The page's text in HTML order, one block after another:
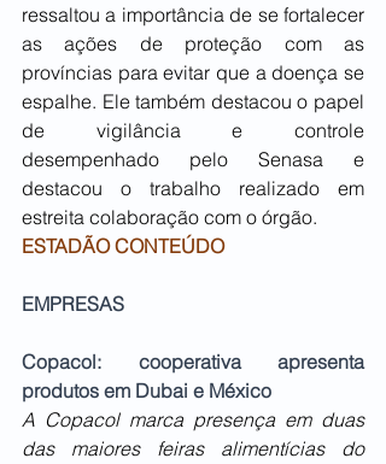
ressaltou a importância de se fortalecer
as ações de proteção com as
províncias para evitar que a doença se
espalhe. Ele também destacou o papel
de vigilância e controle
desempenhado pelo Senasa e
destacou o trabalho realizado em
estreita colaboração com o órgão.
ESTADÃO CONTEÚDO
EMPRESAS
Copacol: cooperativa apresenta
produtos em Dubai e México
A Copacol marca presença em duas
das maiores feiras alimentícias do